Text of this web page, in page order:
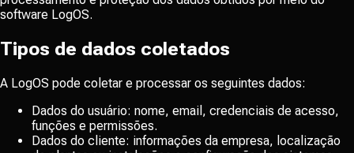
software LogOS.
Tipos de dados coletados
A LogOS pode coletar e processar os seguintes dados:
Dados do usuário: nome, email, credenciais de acesso,
funções e permissões.
Dados do cliente: informações da empresa, localização